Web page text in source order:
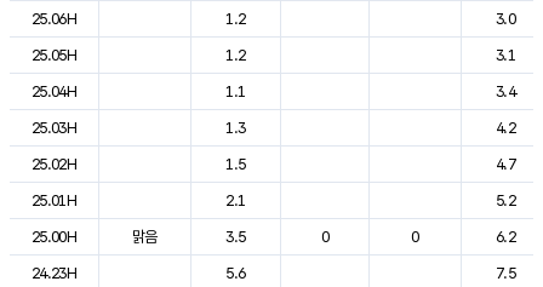
25.06H
1.2
3.0
25.05H
1.2
3.1
25.04H
1.1
3.4
25.03H
1.3
4.2
25.02H
1.5
4.7
25.01H
2.1
5.2
25.00H
맑음 3.5 0 0
6.2
24.23H
5.6
7.5